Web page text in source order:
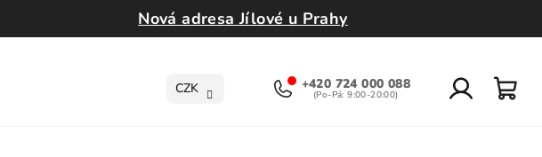
Nová adresa Jílové u Prahy
CZK +420 724 000 088